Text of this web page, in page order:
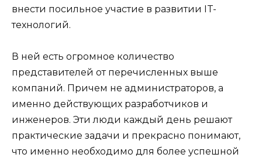
внести посильное участие в развитии IT-
технологий.
В ней есть огромное количество
представителей от перечисленных выше
компаний. Причем не администраторов, а
именно действующих разработчиков и
инженеров. Эти люди каждый день решают
практические задачи и прекрасно понимают,
что именно необходимо для более успешной